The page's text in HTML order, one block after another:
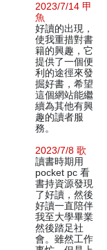
2023/7/14 甲
魚
好讀的出現，
使我重措對書
籍的興趣，它
提供了一個便
利的途徑來發
掘好書，希望
這個網站能繼
續為其他有興
趣的讀者服
務。
2023/7/8 歌
讀書時期用
pocket pc 看
書持資源發現
了好讀，然後
好讀一直陪伴
我至大學畢業
然後踏足社
會。雖然工作